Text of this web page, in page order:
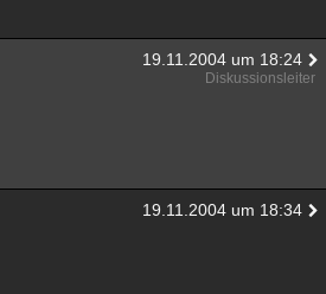
19.11.2004 um 18:24
Diskussionsleiter
19.11.2004 um 18:34